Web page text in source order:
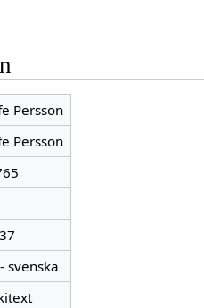
Persson
Persson
svenska